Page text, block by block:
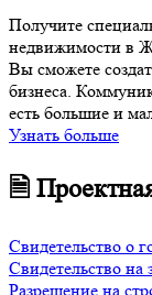
Получите
недвижимости в
Вы сможете
бизнеса.
есть большие и
Узнать больше
🗎
Свидетельство о
Свидетельство на
Разрешение на